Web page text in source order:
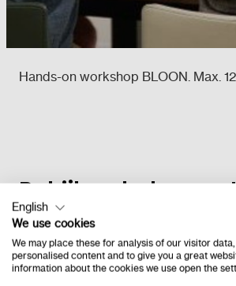
Hands-on workshop BLOON. Max.
Bekijk ook deze
English
We use cookies
We may place these for analysis of our visitor
personalised content and to give you a great
information about the cookies we use open the